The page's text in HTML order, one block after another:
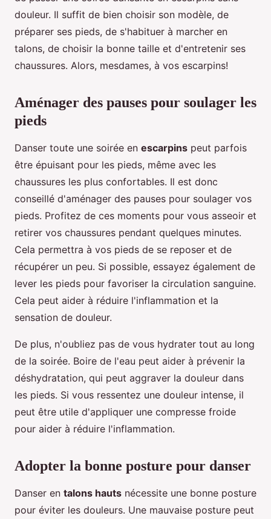
douleur. Il suffit de bien choisir son modèle, de
préparer ses pieds, de s'habituer à marcher en
talons, de choisir la bonne taille et d'entretenir ses
chaussures. Alors, mesdames, à vos escarpins!
Aménager des pauses pour soulager les
pieds
Danser toute une soirée en escarpins peut parfois
être épuisant pour les pieds, même avec les
chaussures les plus confortables. Il est donc
conseillé d'aménager des pauses pour soulager vos
pieds. Profitez de ces moments pour vous asseoir et
retirer vos chaussures pendant quelques minutes.
Cela permettra à vos pieds de se reposer et de
récupérer un peu. Si possible, essayez également de
lever les pieds pour favoriser la circulation sanguine.
Cela peut aider à réduire l'inflammation et la
sensation de douleur.
De plus, n'oubliez pas de vous hydrater tout au long
de la soirée. Boire de l'eau peut aider à prévenir la
déshydratation, qui peut aggraver la douleur dans
les pieds. Si vous ressentez une douleur intense, il
peut être utile d'appliquer une compresse froide
pour aider à réduire l'inflammation.
Adopter la bonne posture pour danser
Danser en talons hauts nécessite une bonne posture
pour éviter les douleurs. Une mauvaise posture peut